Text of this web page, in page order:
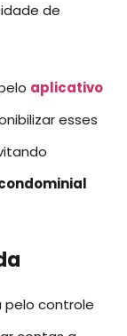
de
aplicativo
esses
controle